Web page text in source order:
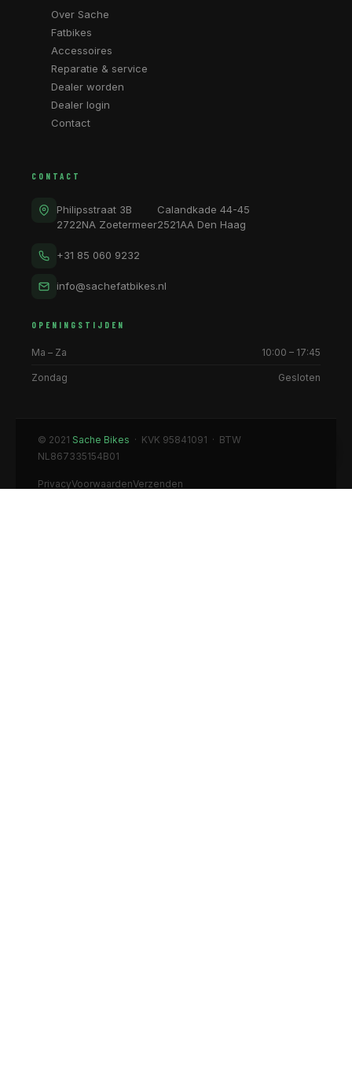
Over Sache
Fatbikes
Accessoires
Reparatie & service
Dealer worden
Dealer login
Contact
CONTACT
Philipsstraat 3B
2722NA Zoetermeer
Calandkade 44-45
2521AA Den Haag
+31 85 060 9232
info@sachefatbikes.nl
OPENINGSTIJDEN
Ma – Za 10:00 – 17:45
Zondag Gesloten
© 2021 Sache Bikes · KVK 95841091 · BTW
NL867335154B01
PrivacyVoorwaardenVerzenden